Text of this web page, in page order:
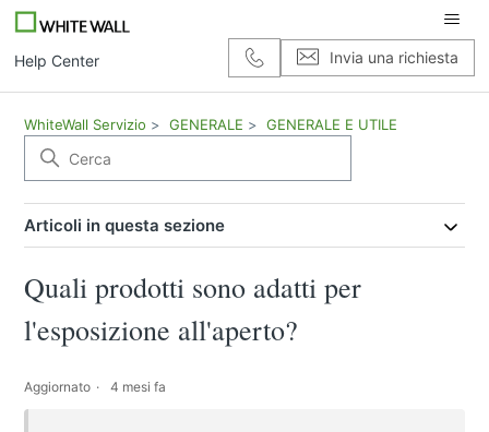
Help Center Invia una richiesta
WhiteWall Servizio GENERALE GENERALE E UTILE
Articoli in questa sezione
Quali prodotti sono adatti per
l'esposizione all'aperto?
Aggiornato 4 mesi fa